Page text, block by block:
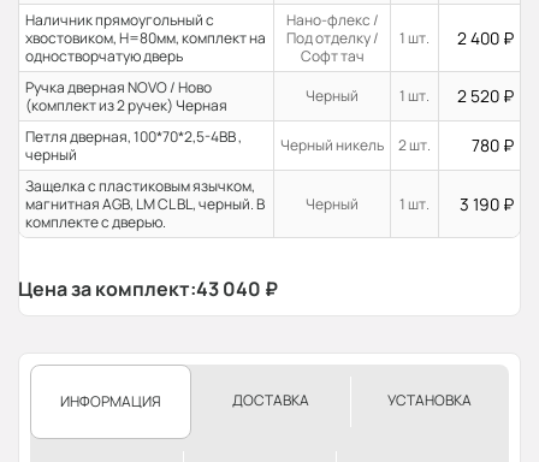
Наличник прямоугольный с
хвостовиком, H=80мм, комплект на
одностворчатую дверь
Нано-флекс /
Под отделку /
Софт тач
1 шт. 2 400 ₽
Ручка дверная NOVO / Ново
(комплект из 2 ручек) Черная
Черный 1 шт. 2 520 ₽
Петля дверная, 100*70*2,5-4ВВ ,
черный
Черный никель 2 шт. 780 ₽
Защелка с пластиковым язычком,
магнитная AGB, LM CL BL, черный. В
комплекте с дверью.
Черный 1 шт. 3 190 ₽
Цена за комплект:43 040 ₽
ИНФОРМАЦИЯ ДОСТАВКА УСТАНОВКА